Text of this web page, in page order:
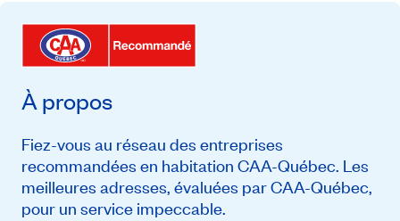
À propos
Fiez-vous au réseau des entreprises
recommandées en habitation CAA-Québec. Les
meilleures adresses, évaluées par CAA-Québec,
pour un service impeccable.